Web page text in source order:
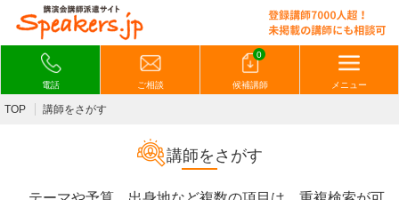
電話 ご相談
0
候補講師 メニュー
TOP 講師をさがす
講師をさがす